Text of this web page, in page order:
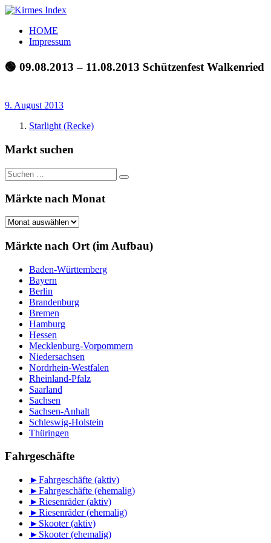
Zum
springen
Kirmes
Index
Tourpläne
der
letzten
HOME
Impressum
🟢 09.08.2013 – 11.08.2013 Schützenfest Walkenried
9. August 2013
Starlight (Recke)
Markt suchen
Suchen
nach:
Suchen
Märkte nach Monat
Märkte
Monat
Märkte nach Ort (im Aufbau)
Baden-Württemberg
Bayern
Berlin
Brandenburg
Bremen
Hamburg
Hessen
Mecklenburg-Vorpommern
Niedersachsen
Nordrhein-Westfalen
Rheinland-Pfalz
Saarland
Sachsen
Sachsen-Anhalt
Schleswig-Holstein
Thüringen
Fahrgeschäfte
►Fahrgeschäfte (aktiv)
►Fahrgeschäfte (ehemalig)
►Riesenräder (aktiv)
►Riesenräder (ehemalig)
► Skooter (aktiv)
► Skooter (ehemalig)